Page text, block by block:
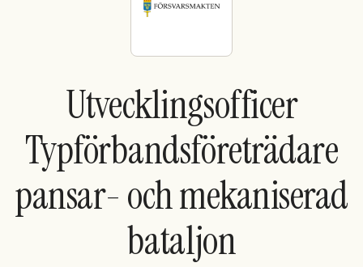
Sök med AI
Ny här? Skapa konto
Utvecklingsofficer
Typförbandsföreträdare
pansar- och mekaniserad
bataljon